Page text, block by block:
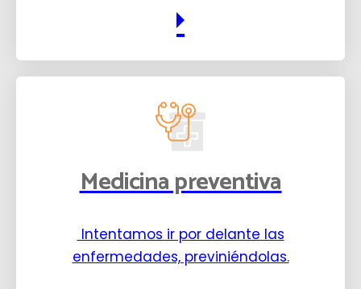
Medicina preventiva
Intentamos ir por delante las
enfermedades, previniéndolas.